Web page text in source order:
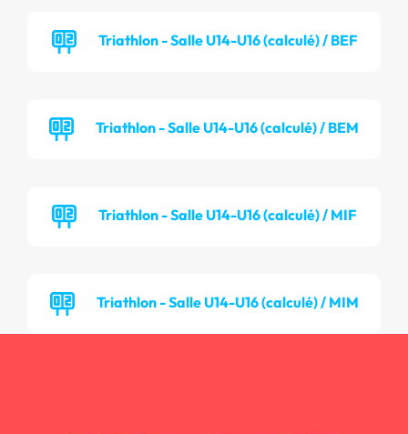
Triathlon - Salle U14-U16 (calculé) / BEF
Triathlon - Salle U14-U16 (calculé) / BEM
Triathlon - Salle U14-U16 (calculé) / MIF
Triathlon - Salle U14-U16 (calculé) / MIM